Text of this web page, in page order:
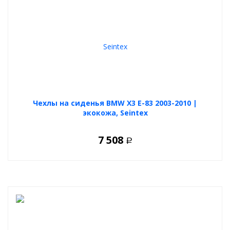
Чехлы на сиденья BMW X3 E-83 2003-2010 |
экокожа, Seintex
7 508 Р